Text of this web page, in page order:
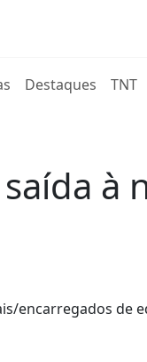
Destaques TNT
à
encarregados de